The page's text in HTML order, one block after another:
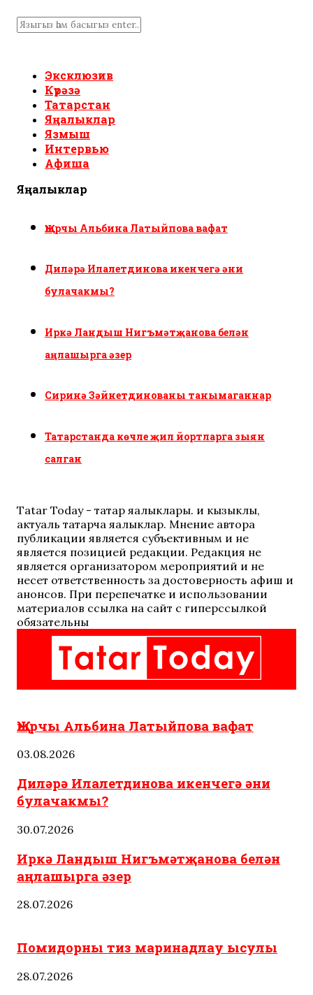
Эксклюзив
Күрәзә
Татарстан
Яңалыклар
Язмыш
Интервью
Афиша
Яңалыклар
Җырчы Альбина Латыйпова вафат
Диләрә Илалетдинова икенчегә әни
булачакмы?
Иркә Ландыш Нигъмәтҗанова белән
аңлашырга әзер
Сиринә Зәйнетдинованы танымаганнар
Татарстанда көчле җил йортларга зыян
салган
Tatar Today - татар яңалыклары. иң кызыклы,
актуаль татарча яңалыклар. Мнение автора
публикации является субъективным и не
является позицией редакции. Редакция не
является организатором мероприятий и не
несет ответственность за достоверность афиш и
анонсов. При перепечатке и использовании
материалов ссылка на сайт с гиперссылкой
обязательны
Җырчы Альбина Латыйпова вафат
03.08.2026
Диләрә Илалетдинова икенчегә әни
булачакмы?
30.07.2026
Иркә Ландыш Нигъмәтҗанова белән
аңлашырга әзер
28.07.2026
Помидорны тиз маринадлау ысулы
28.07.2026